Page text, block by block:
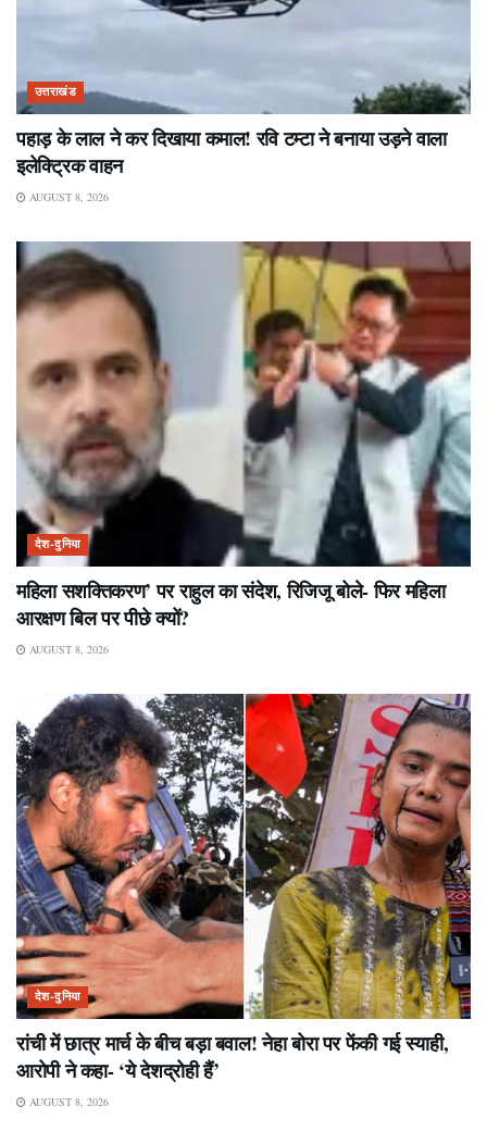
उत्तराखंड
पहाड़ के लाल ने कर दिखाया कमाल! रवि टम्टा ने बनाया उड़ने वाला
इलेक्ट्रिक वाहन
AUGUST 8, 2026
देश-दुनिया
महिला सशक्तिकरण’ पर राहुल का संदेश, रिजिजू बोले- फिर महिला
आरक्षण बिल पर पीछे क्यों?
AUGUST 8, 2026
देश-दुनिया
रांची में छात्र मार्च के बीच बड़ा बवाल! नेहा बोरा पर फेंकी गई स्याही,
आरोपी ने कहा- ‘ये देशद्रोही हैं’
AUGUST 8, 2026